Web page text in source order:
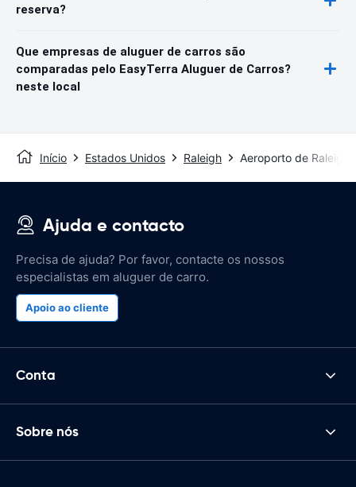
reserva?
Que empresas de aluguer de carros são
comparadas pelo EasyTerra Aluguer de Carros?
neste local
Início Estados Unidos Raleigh Aeroporto de Raleigh
Ajuda e contacto
Precisa de ajuda? Por favor, contacte os nossos
especialistas em aluguer de carro.
Apoio ao cliente
Conta
Sobre nós